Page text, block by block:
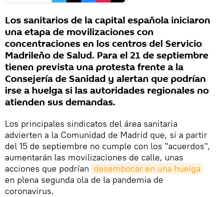
Los sanitarios de la capital española iniciaron
una etapa de movilizaciones con
concentraciones en los centros del Servicio
Madrileño de Salud. Para el 21 de septiembre
tienen prevista una protesta frente a la
Consejería de Sanidad y alertan que podrían
irse a huelga si las autoridades regionales no
atienden sus demandas.
Los principales sindicatos del área sanitaria
advierten a la Comunidad de Madrid que, si a partir
del 15 de septiembre no cumple con los "acuerdos",
aumentarán las movilizaciones de calle, unas
acciones que podrían desembocar en una huelga
en plena segunda ola de la pandemia de
coronavirus.